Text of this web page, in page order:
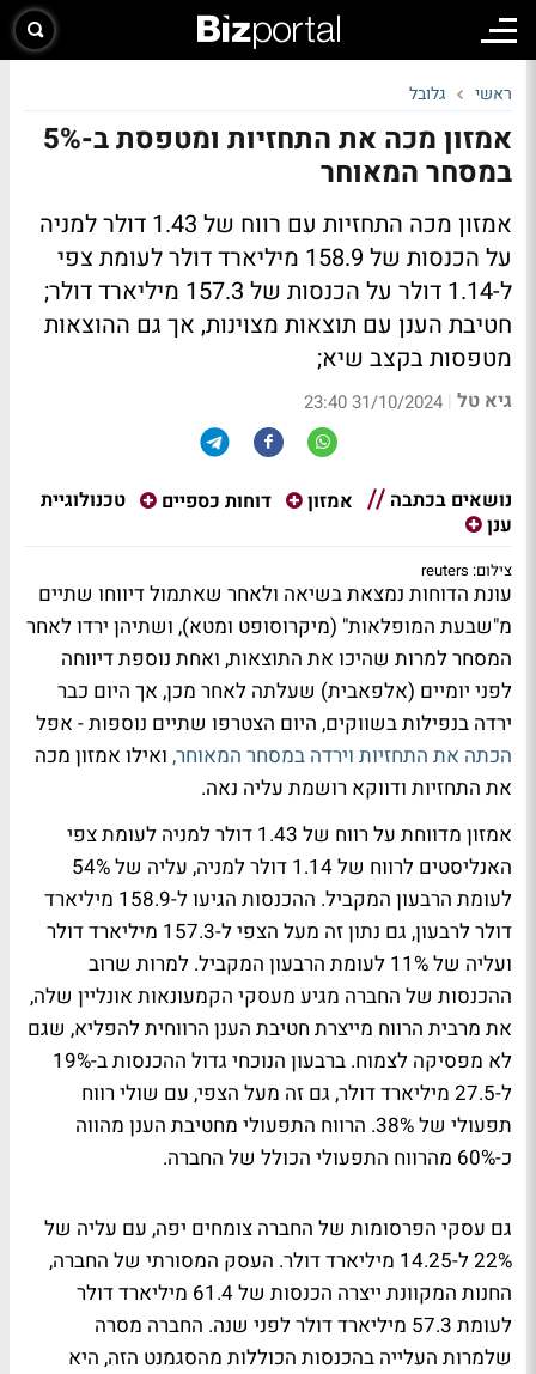
ראשי גלובל
אמזון מכה את התחזיות ומטפסת ב-5%
במסחר המאוחר
אמזון מכה התחזיות עם רווח של 1.43 דולר למניה
על הכנסות של 158.9 מיליארד דולר לעומת צפי
ל-1.14 דולר על הכנסות של 157.3 מיליארד דולר;
חטיבת הענן עם תוצאות מצוינות, אך גם ההוצאות
מטפסות בקצב שיא;
גיא טל |
31/10/2024 23:40
נושאים בכתבה אמזון דוחות כספיים
טכנולוגיית
ענן
צילום: reuters
עונת הדוחות נמצאת בשיאה ולאחר שאתמול דיווחו שתיים
מ"שבעת המופלאות" (מיקרוסופט ומטא), ושתיהן ירדו לאחר
המסחר למרות שהיכו את התוצאות, ואחת נוספת דיווחה
לפני יומיים (אלפאבית) שעלתה לאחר מכן, אך היום כבר
ירדה בנפילות בשווקים, היום הצטרפו שתיים נוספות - אפל
הכתה את התחזיות וירדה במסחר המאוחר, ואילו אמזון מכה
את התחזיות ודווקא רושמת עליה נאה.
אמזון מדווחת על רווח של 1.43 דולר למניה לעומת צפי
האנליסטים לרווח של 1.14 דולר למניה, עליה של 54%
לעומת הרבעון המקביל. ההכנסות הגיעו ל-158.9 מיליארד
דולר לרבעון, גם נתון זה מעל הצפי ל-157.3 מיליארד דולר
ועליה של 11% לעומת הרבעון המקביל. למרות שרוב
ההכנסות של החברה מגיע מעסקי הקמעונאות אונליין שלה,
את מרבית הרווח מייצרת חטיבת הענן הרווחית להפליא, שגם
לא מפסיקה לצמוח. ברבעון הנוכחי גדול ההכנסות ב-19%
ל-27.5 מיליארד דולר, גם זה מעל הצפי, עם שולי רווח
תפעולי של 38%. הרווח התפעולי מחטיבת הענן מהווה
כ-60% מהרווח התפעולי הכולל של החברה.
גם עסקי הפרסומות של החברה צומחים יפה, עם עליה של
22% ל-14.25 מיליארד דולר. העסק המסורתי של החברה,
החנות המקוונת ייצרה הכנסות של 61.4 מיליארד דולר
לעומת 57.3 מיליארד דולר לפני שנה. החברה מסרה
שלמרות העלייה בהכנסות הכוללות מהסגמנט הזה, היא